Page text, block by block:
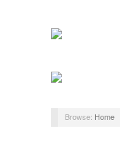
Browse: Home